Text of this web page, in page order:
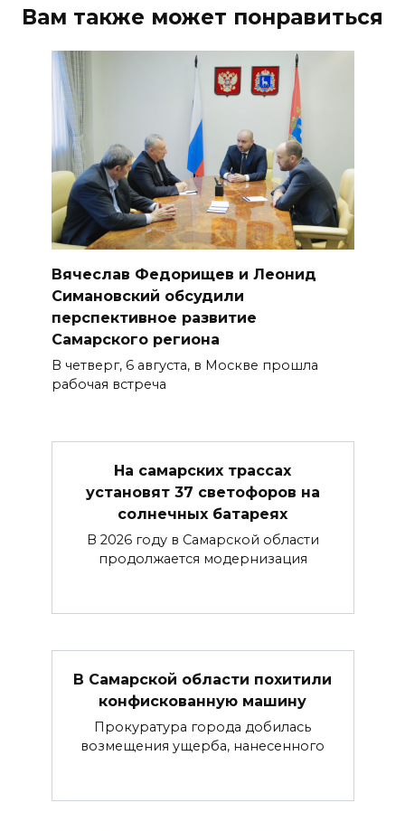
Вам также может понравиться
Вячеслав Федорищев и Леонид
Симановский обсудили
перспективное развитие
Самарского региона
В четверг, 6 августа, в Москве прошла
рабочая встреча
На самарских трассах
установят 37 светофоров на
солнечных батареях
В 2026 году в Самарской области
продолжается модернизация
В Самарской области похитили
конфискованную машину
Прокуратура города добилась
возмещения ущерба, нанесенного